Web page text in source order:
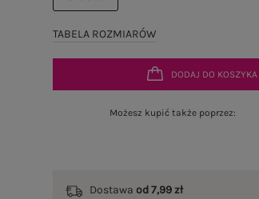
TABELA ROZMIARÓW
DODAJ DO KOSZYKA
Możesz kupić także poprzez:
Dostawaod 7,99 zł